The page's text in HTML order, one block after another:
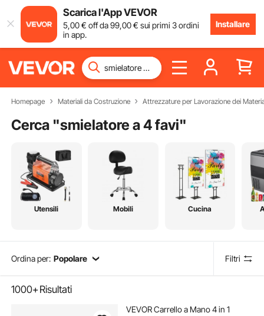
Scarica l'App VEVOR
5,00€ off da99,00€ sui primi 3 ordini
in app.
Installare
Homepage Materiali da Costruzione Attrezzature per Lavorazione dei
Cerca "smielatore a 4 favi"
Utensili Mobili Cucina
Ordina per: Popolare Filtri
1000+Risultati
VEVOR Carrello a Mano 4 in 1